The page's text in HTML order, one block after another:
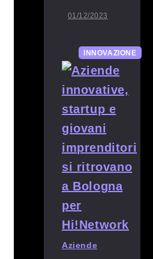
01/12/2023
INNOVAZIONE
Aziende